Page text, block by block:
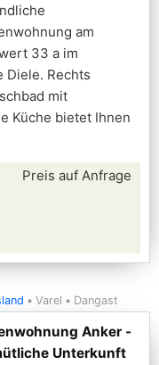
am
33 a im
Diele. Rechts
mit
Küche bietet Ihnen
Preis auf Anfrage
Varel Dangast
Anker -
Unterkunft